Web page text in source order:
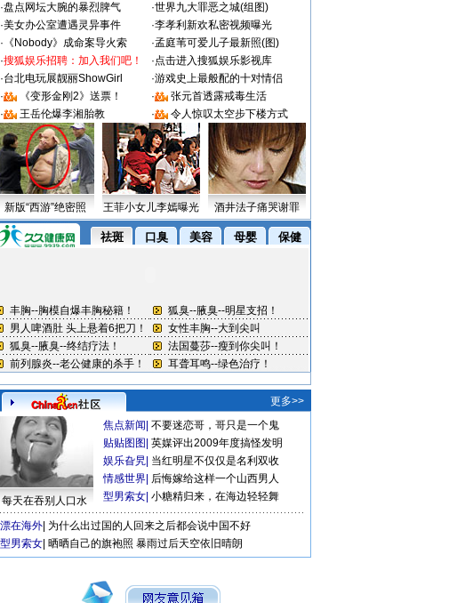
·盘点网坛大腕的暴烈脾气 ·世界九大罪恶之城(组图)
·美女办公室遭遇灵异事件 ·李孝利新欢私密视频曝光
· 《Nobody》成命案导火索 ·孟庭苇可爱儿子最新照(图)
·搜狐娱乐招聘：加入我们吧！ ·点击进入搜狐娱乐影视库
·台北电玩展靓丽ShowGirl ·游戏史上最般配的十对情侣
·
《变形金刚2》送票！ ·
张元首透露戒毒生活
·
王岳伦爆李湘胎教 · 令人惊叹太空步下楼方式
新版“西游”绝密照 王菲小女儿李嫣曝光 酒井法子痛哭谢罪
更多>>
每天在吞别人口水
焦点新闻 不要迷恋哥，哥只是一个鬼
贴贴图图 英媒评出2009年度搞怪发明
娱乐旮旯 当红明星不仅仅是名利双收
情感世界 后悔嫁给这样一个山西男人
型男索女 小糖精归来，在海边轻轻舞
漂在海外 为什么出过国的人回来之后都会说中国不好
型男索女 晒晒自己的旗袍照 暴雨过后天空依旧晴朗